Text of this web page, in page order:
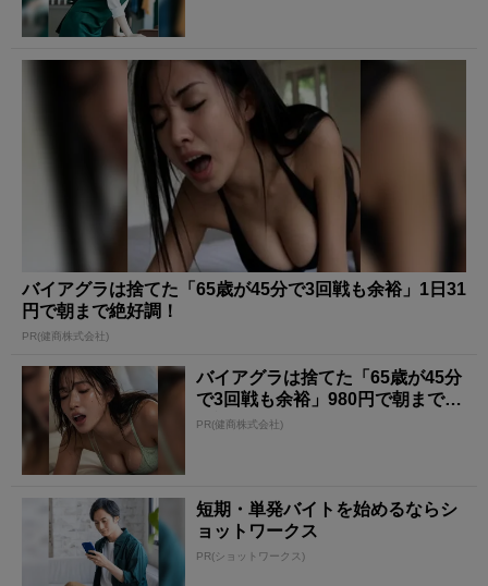
バイアグラは捨てた「65歳が45分で3回戦も余裕」1日31
円で朝まで絶好調！
PR(健商株式会社)
バイアグラは捨てた「65歳が45分
で3回戦も余裕」980円で朝まで絶
好調！
PR(健商株式会社)
短期・単発バイトを始めるならシ
ョットワークス
PR(ショットワークス)